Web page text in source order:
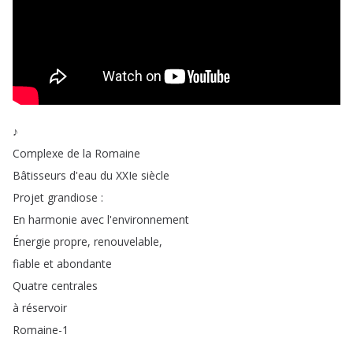
♪
Complexe de la Romaine
Bâtisseurs d'eau du XXIe siècle
Projet grandiose :
En harmonie avec l'environnement
Énergie propre, renouvelable,
fiable et abondante
Quatre centrales
à réservoir
Romaine-1